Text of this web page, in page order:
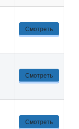
Смотреть
Смотреть
Смотреть